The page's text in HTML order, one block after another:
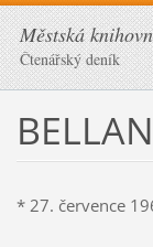
Městská
Čtenářský deník
* 27. července